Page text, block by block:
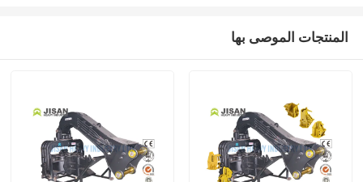
المنتجات الموصى بها